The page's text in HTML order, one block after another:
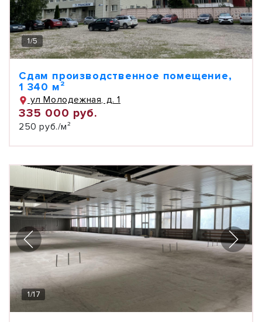
1/5
Сдам производственное помещение,
1 340 м²
ул Молодежная, д. 1
335 000 руб.
250 руб./м²
1/17